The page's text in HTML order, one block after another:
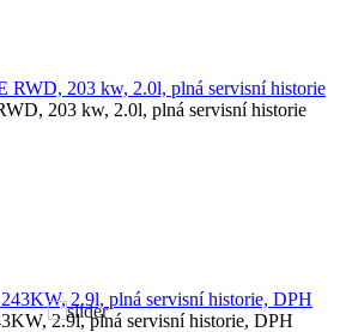
203 kw, 2.0l, plná servisní historie
2.9l, plná servisní historie, DPH